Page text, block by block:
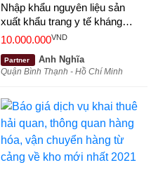
Nhập khẩu nguyên liệu sản
xuất khẩu trang y tế kháng
khuẩn
10.000.000VND
Partner Anh Nghĩa
Quận Bình Thạnh - Hồ Chí Minh